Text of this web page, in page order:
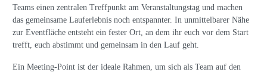
Teams einen zentralen Treffpunkt am Veranstaltungstag und machen
das gemeinsame Lauferlebnis noch entspannter. In unmittelbarer Nähe
zur Eventfläche entsteht ein fester Ort, an dem ihr euch vor dem Start
trefft, euch abstimmt und gemeinsam in den Lauf geht.
Ein Meeting-Point ist der ideale Rahmen, um sich als Team auf den